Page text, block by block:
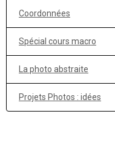
Coordonnées
Spécial cours macro
La photo abstraite
Projets Photos : idées